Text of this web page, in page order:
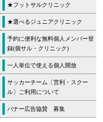
★フットサルクリニック
★選べるジュニアクリニック
予約に便利な無料個人メンバー登
録(個サル・クリニック)
一人単位で使える個人開放
サッカーチーム〔営利・スクー
ル〕ご利用について
バナー広告協賛 募集